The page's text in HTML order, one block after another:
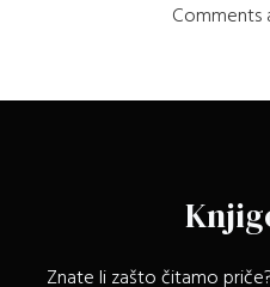
Comments
Znate li zašto čitamo